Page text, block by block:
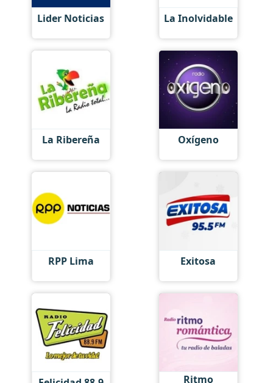
Lider Noticias La Inolvidable
La Ribereña Oxígeno
RPP Lima Exitosa
Ritmo